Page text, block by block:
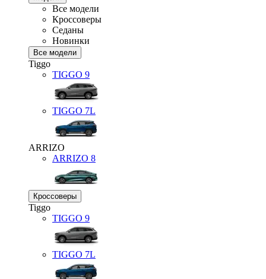
Все модели
Кроссоверы
Седаны
Новинки
Все модели
Tiggo
TIGGO 9
TIGGO 7L
ARRIZO
ARRIZO 8
Кроссоверы
Tiggo
TIGGO 9
TIGGO 7L